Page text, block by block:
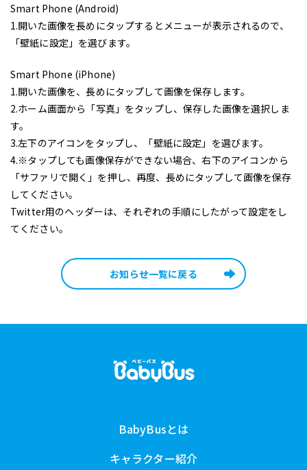
Smart Phone (Android)
1.開いた画像を長めにタップするとメニューが表示されるので、
「壁紙に設定」を選びます。
Smart Phone (iPhone)
1.開いた画像を、長めにタップして画像を保存します。
2.ホーム画面から「写真」をタップし、保存した画像を選択しま
す。
3.左下のアイコンをタップし、「壁紙に設定」を選びます。
4.※タップしても画像保存ができない場合、右下のアイコンから
「サファリで開く」を押し、再度、長めにタップして画像を保存
してください。
Twitter用のヘッダーは、それぞれの手順にしたがって設定をし
てください。
お知らせ一覧に戻る
BabyBusとは
キャラクター紹介